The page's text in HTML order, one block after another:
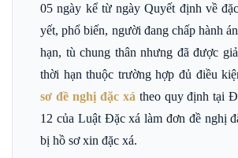
05 ngày kể từ ngày Quyết định về
yết, phổ biến, người đang chấp hành
hạn, tù chung thân nhưng đã được
thời hạn thuộc trường hợp đủ điều
sơ đề nghị đặc xá theo quy định tại
12 của Luật Đặc xá làm đơn đề nghị
bị hồ sơ xin đặc xá.